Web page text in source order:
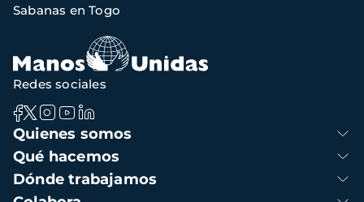
Sabanas en Togo
Navegación
principal
Quienes somos
Qué hacemos
Dónde trabajamos
Redes sociales